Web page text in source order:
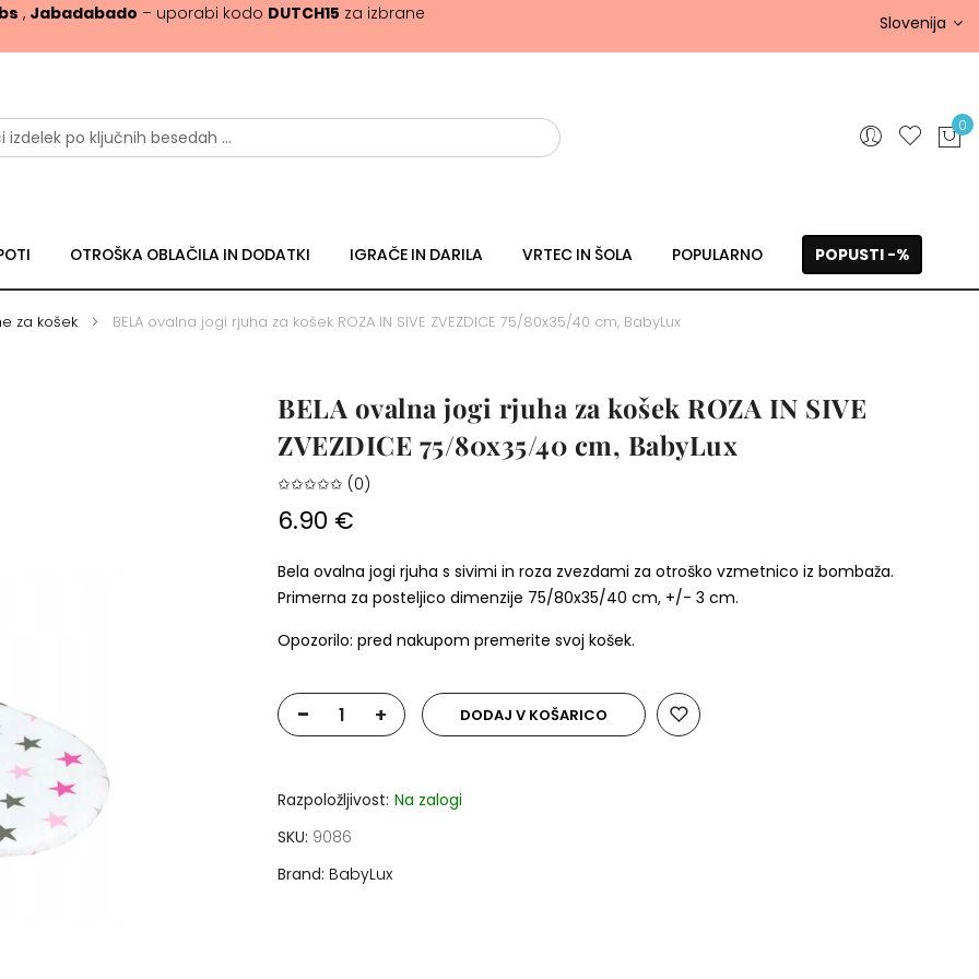
, Jabadabado – uporabi kodo DUTCH15 za izbrane
Slovenija
0
OTROŠKA OBLAČILA IN DODATKI IGRAČE IN DARILA VRTEC IN ŠOLA POPULARNO POPUSTI -%
za košek BELA ovalna jogi rjuha za košek ROZA IN SIVE ZVEZDICE 75/80x35/40 cm, BabyLux
BELA ovalna jogi rjuha za košek ROZA IN SIVE
ZVEZDICE 75/80x35/40 cm, BabyLux
✩✩✩✩✩ (0)
6.90 €
Bela ovalna jogi rjuha s sivimi in roza zvezdami za otroško vzmetnico iz bombaža.
Primerna za posteljico dimenzije 75/80x35/40 cm, +/- 3 cm.
Opozorilo: pred nakupom premerite svoj košek.
- + DODAJ V KOŠARICO
Razpoložljivost: Na zalogi
SKU 9086
Brand BabyLux